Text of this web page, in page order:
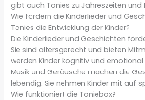
gibt auch Tonies zu Jahreszeiten und
Wie fördern die Kinderlieder und
Tonies die Entwicklung der Kinder?
Die Kinderlieder und Geschichten
Sie sind altersgerecht und bieten
werden Kinder kognitiv und emotional
Musik und Geräusche machen die
lebendig. Sie nehmen Kinder mit auf
Wie funktioniert die Toniebox?